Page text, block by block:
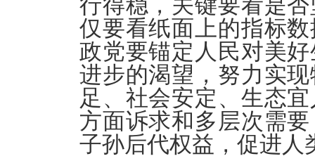
仅要看纸面上的指标
政党要锚定人民对美
进步的渴望，努力实
足、社会安定、生态
方面诉求和多层次需
子孙后代权益，促进人